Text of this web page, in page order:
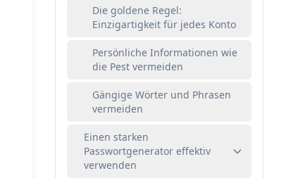
Die goldene Regel:
Einzigartigkeit für jedes Konto
Persönliche Informationen wie
die Pest vermeiden
Gängige Wörter und Phrasen
vermeiden
Einen starken
Passwortgenerator effektiv
verwenden